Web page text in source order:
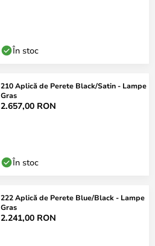
În stoc
210 Aplică de Perete Black/Satin - Lampe
Gras
2.657,00 RON
În stoc
222 Aplică de Perete Blue/Black - Lampe
Gras
2.241,00 RON